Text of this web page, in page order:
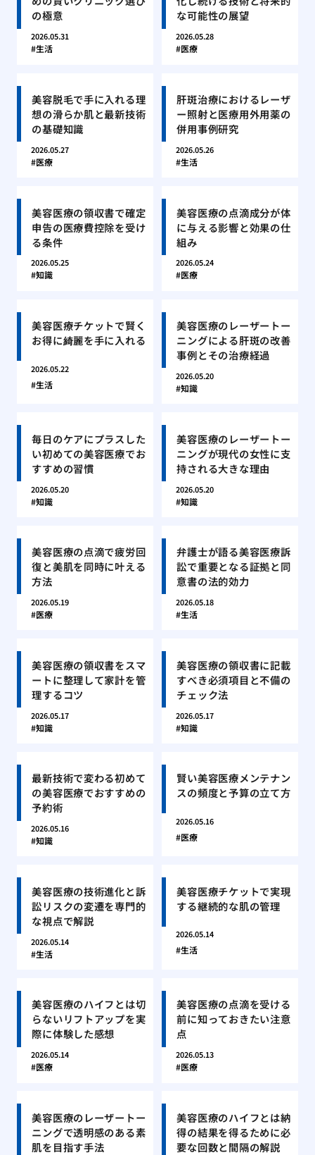
の極意
2026.05.31
生活
な可能性の展望
2026.05.28
医療
美容脱毛で手に入れる理
想の滑らか肌と最新技術
の基礎知識
2026.05.27
医療
肝斑治療におけるレーザ
ー照射と医療用外用薬の
併用事例研究
2026.05.26
生活
美容医療の領収書で確定
申告の医療費控除を受け
る条件
2026.05.25
知識
美容医療の点滴成分が体
に与える影響と効果の仕
組み
2026.05.24
医療
美容医療チケットで賢く
お得に綺麗を手に入れる
2026.05.22
生活
美容医療のレーザートー
ニングによる肝斑の改善
事例とその治療経過
2026.05.20
知識
毎日のケアにプラスした
い初めての美容医療でお
すすめの習慣
2026.05.20
知識
美容医療のレーザートー
ニングが現代の女性に支
持される大きな理由
2026.05.20
知識
美容医療の点滴で疲労回
復と美肌を同時に叶える
方法
2026.05.19
医療
弁護士が語る美容医療訴
訟で重要となる証拠と同
意書の法的効力
2026.05.18
生活
美容医療の領収書をスマ
ートに整理して家計を管
理するコツ
2026.05.17
知識
美容医療の領収書に記載
すべき必須項目と不備の
チェック法
2026.05.17
知識
最新技術で変わる初めて
の美容医療でおすすめの
予約術
2026.05.16
知識
賢い美容医療メンテナン
スの頻度と予算の立て方
2026.05.16
医療
美容医療の技術進化と訴
訟リスクの変遷を専門的
な視点で解説
2026.05.14
生活
美容医療チケットで実現
する継続的な肌の管理
2026.05.14
生活
美容医療のハイフとは切
らないリフトアップを実
際に体験した感想
2026.05.14
医療
美容医療の点滴を受ける
前に知っておきたい注意
点
2026.05.13
医療
美容医療のレーザートー
ニングで透明感のある素
肌を目指す手法
美容医療のハイフとは納
得の結果を得るために必
要な回数と間隔の解説